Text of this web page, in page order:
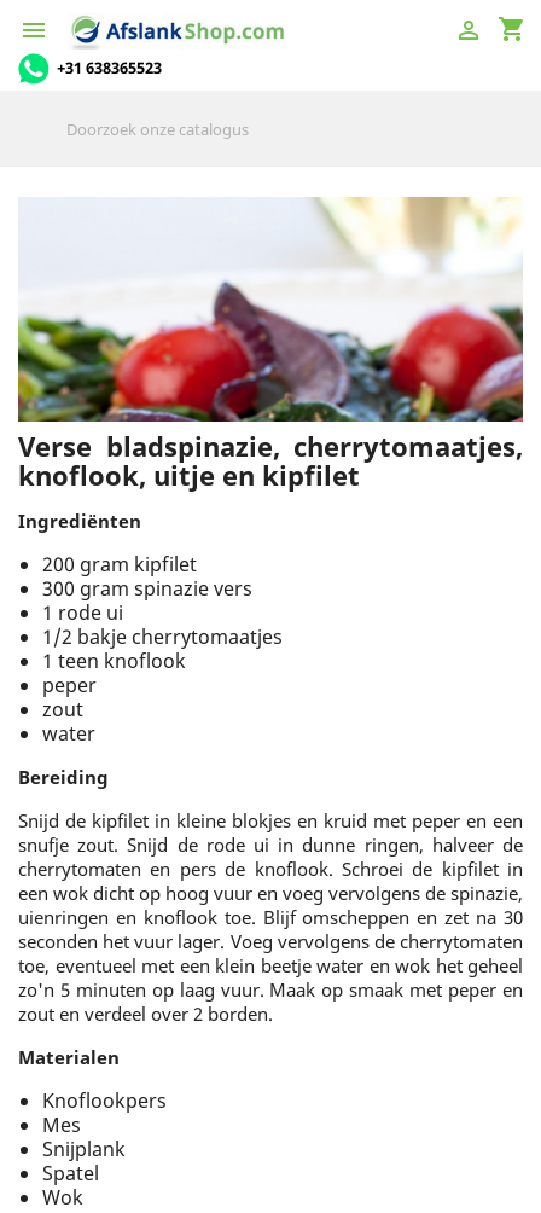
 shopping_cart

+31 638365523
Verse bladspinazie, cherrytomaatjes,
knoflook, uitje en kipfilet
Ingrediënten
200 gram kipfilet
300 gram spinazie vers
1 rode ui
1/2 bakje cherrytomaatjes
1 teen knoflook
peper
zout
water
Bereiding
Snijd de kipfilet in kleine blokjes en kruid met peper en een
snufje zout. Snijd de rode ui in dunne ringen, halveer de
cherrytomaten en pers de knoflook. Schroei de kipfilet in
een wok dicht op hoog vuur en voeg vervolgens de spinazie,
uienringen en knoflook toe. Blijf omscheppen en zet na 30
seconden het vuur lager. Voeg vervolgens de cherrytomaten
toe, eventueel met een klein beetje water en wok het geheel
zo'n 5 minuten op laag vuur. Maak op smaak met peper en
zout en verdeel over 2 borden.
Materialen
Knoflookpers
Mes
Snijplank
Spatel
Wok